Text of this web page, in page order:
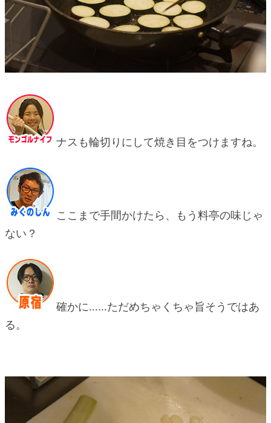
ナスも輪切りにして焼き目をつけますね。
ここまで手間かけたら、もう料亭の味じゃ
ない？
確かに……ただめちゃくちゃ旨そうではあ
る。